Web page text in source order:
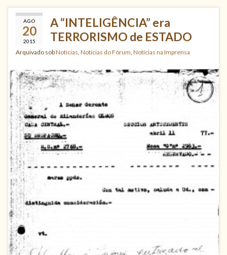
AGO
20
2015
A “INTELIGÊNCIA” era
TERRORISMO de ESTADO
Arquivado sobNotícias Notícias do Fórum Notícias na Imprensa